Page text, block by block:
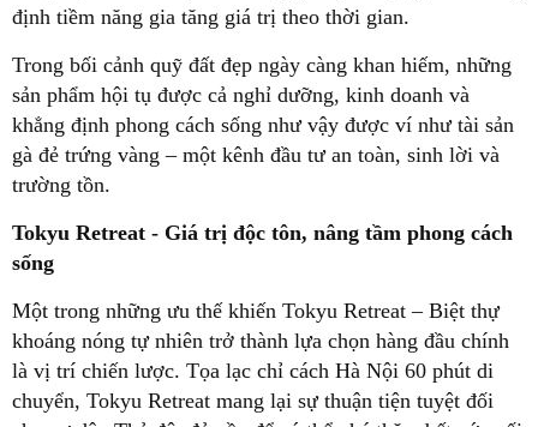
định tiềm năng gia tăng giá trị theo thời gian.
Trong bối cảnh quỹ đất đẹp ngày càng khan hiếm, những
sản phẩm hội tụ được cả nghỉ dưỡng, kinh doanh và
khẳng định phong cách sống như vậy được ví như tài sản
gà đẻ trứng vàng – một kênh đầu tư an toàn, sinh lời và
trường tồn.
Tokyu Retreat - Giá trị độc tôn, nâng tầm phong cách
sống
Một trong những ưu thế khiến Tokyu Retreat – Biệt thự
khoáng nóng tự nhiên trở thành lựa chọn hàng đầu chính
là vị trí chiến lược. Tọa lạc chỉ cách Hà Nội 60 phút di
chuyển, Tokyu Retreat mang lại sự thuận tiện tuyệt đối